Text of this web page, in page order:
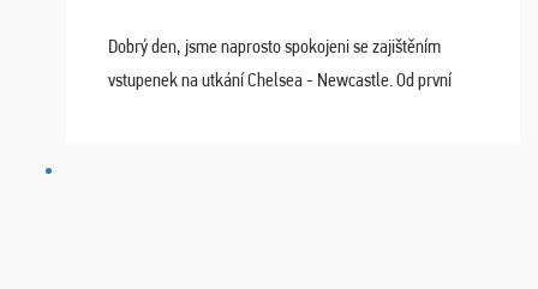
Dobrý den, jsme naprosto spokojeni se zajištěním
vstupenek na utkání Chelsea - Newcastle. Od první